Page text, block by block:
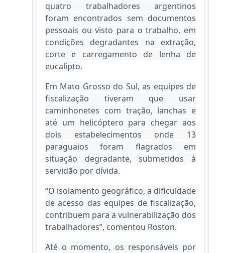
quatro trabalhadores argentinos
foram encontrados sem documentos
pessoais ou visto para o trabalho, em
condições degradantes na extração,
corte e carregamento de lenha de
eucalipto.
Em Mato Grosso do Sul, as equipes de
fiscalização tiveram que usar
caminhonetes com tração, lanchas e
até um helicóptero para chegar aos
dois estabelecimentos onde 13
paraguaios foram flagrados em
situação degradante, submetidos à
servidão por dívida.
“O isolamento geográfico, a dificuldade
de acesso das equipes de fiscalização,
contribuem para a vulnerabilização dos
trabalhadores”, comentou Roston.
Até o momento, os responsáveis por